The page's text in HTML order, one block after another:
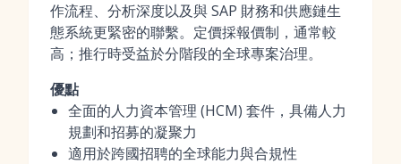
作流程、分析深度以及與 SAP 財務和供應鏈生
態系統更緊密的聯繫。定價採報價制，通常較
高；推行時受益於分階段的全球專案治理。
優點
全面的人力資本管理 (HCM) 套件，具備人力
規劃和招募的凝聚力
適用於跨國招聘的全球能力與合規性